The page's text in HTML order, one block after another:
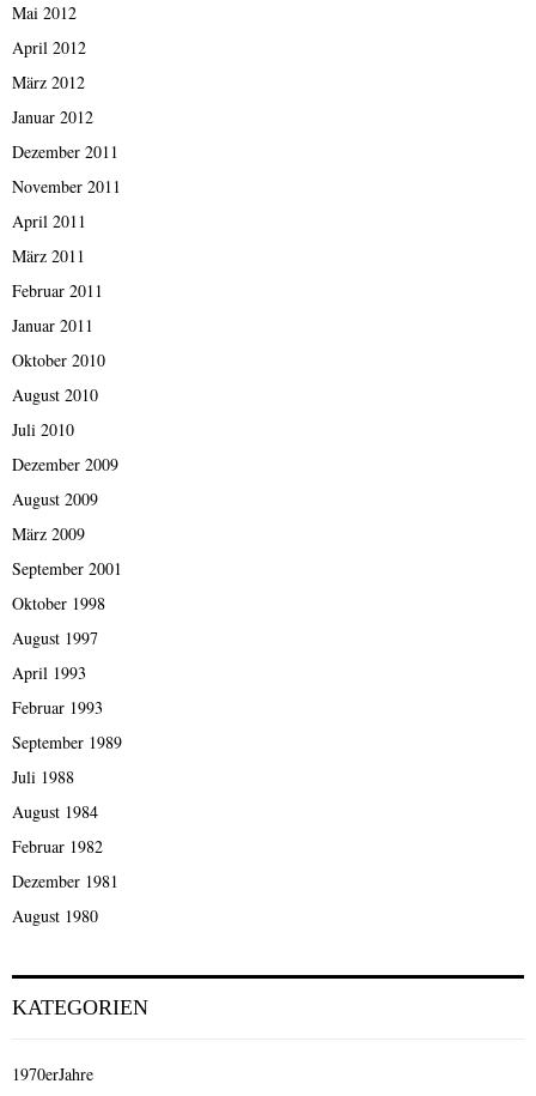
Mai 2012
April 2012
März 2012
Januar 2012
Dezember 2011
November 2011
April 2011
März 2011
Februar 2011
Januar 2011
Oktober 2010
August 2010
Juli 2010
Dezember 2009
August 2009
März 2009
September 2001
Oktober 1998
August 1997
April 1993
Februar 1993
September 1989
Juli 1988
August 1984
Februar 1982
Dezember 1981
August 1980
KATEGORIEN
1970erJahre